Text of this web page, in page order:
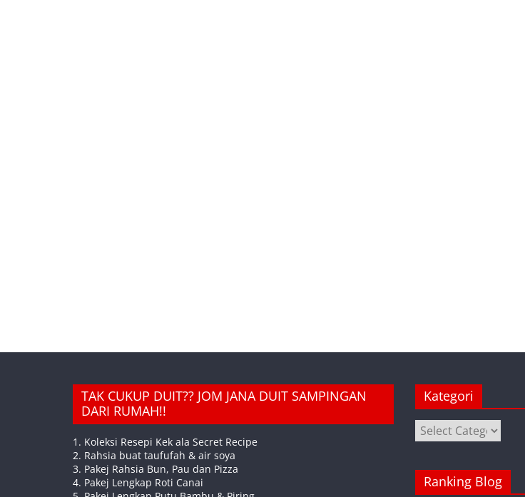
TAK CUKUP DUIT?? JOM JANA DUIT SAMPINGAN
DARI RUMAH!!
1. Koleksi Resepi Kek ala Secret Recipe
2. Rahsia buat taufufah & air soya
3. Pakej Rahsia Bun, Pau dan Pizza
4. Pakej Lengkap Roti Canai
Kategori
Kategori
Ranking Blog